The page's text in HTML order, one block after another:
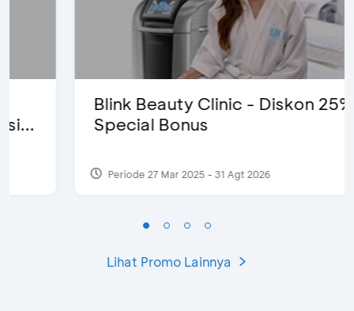
Blink Beauty Clinic - Diskon 25% &
Special Bonus
Periode 27 Mar 2025 - 31 Agt 2026
Lihat Promo Lainnya